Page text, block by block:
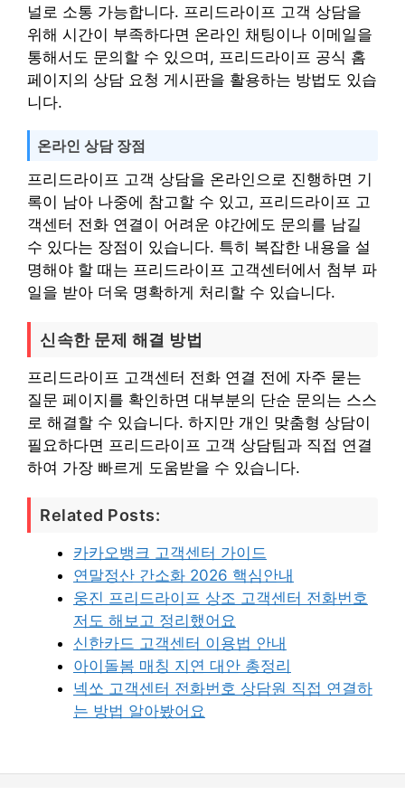
널로 소통 가능합니다. 프리드라이프 고객 상담을
위해 시간이 부족하다면 온라인 채팅이나 이메일을
통해서도 문의할 수 있으며, 프리드라이프 공식 홈
페이지의 상담 요청 게시판을 활용하는 방법도 있습
니다.
온라인 상담 장점
프리드라이프 고객 상담을 온라인으로 진행하면 기
록이 남아 나중에 참고할 수 있고, 프리드라이프 고
객센터 전화 연결이 어려운 야간에도 문의를 남길
수 있다는 장점이 있습니다. 특히 복잡한 내용을 설
명해야 할 때는 프리드라이프 고객센터에서 첨부 파
일을 받아 더욱 명확하게 처리할 수 있습니다.
신속한 문제 해결 방법
프리드라이프 고객센터 전화 연결 전에 자주 묻는
질문 페이지를 확인하면 대부분의 단순 문의는 스스
로 해결할 수 있습니다. 하지만 개인 맞춤형 상담이
필요하다면 프리드라이프 고객 상담팀과 직접 연결
하여 가장 빠르게 도움받을 수 있습니다.
Related Posts:
카카오뱅크 고객센터 가이드
연말정산 간소화 2026 핵심안내
웅진 프리드라이프 상조 고객센터 전화번호
저도 해보고 정리했어요
신한카드 고객센터 이용법 안내
아이돌봄 매칭 지연 대안 총정리
넥쏘 고객센터 전화번호 상담원 직접 연결하
는 방법 알아봤어요